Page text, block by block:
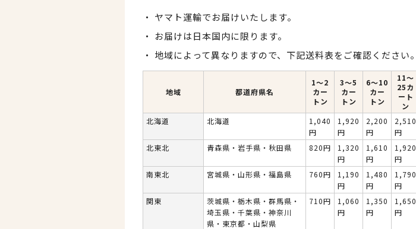
ヤマト運輸でお届けいたします。
お届けは日本国内に限ります。
地域によって異なりますので、下記送料表をご確認ください。
地域 都道府県名
1〜2
カー
トン
3〜5
カー
トン
6〜10
カー
トン
11～
25カ
ート
ン
北海道
北海道
1,040
円
1,920
円
2,200
円
2,510
円
北東北
青森県・岩手県・秋田県 820円
1,320
円
1,610
円
1,920
円
南東北
宮城県・山形県・福島県 760円
1,190
円
1,480
円
1,790
円
関東
茨城県・栃木県・群馬県・
埼玉県・千葉県・神奈川
県・東京都・山梨県
710円
1,060
円
1,350
円
1,650
円